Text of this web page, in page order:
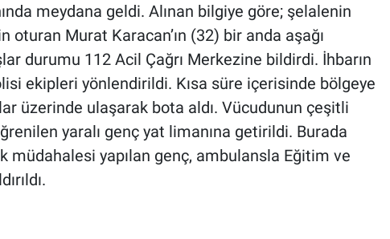
meydana geldi. Alınan bilgiye göre; şelalenin
oturan Murat Karacan’ın (32) bir anda aşağı
durumu 112 Acil Çağrı Merkezine bildirdi. İhbarın
ekipleri yönlendirildi. Kısa süre içerisinde bölgeye
üzerinde ulaşarak bota aldı. Vücudunun çeşitli
yaralı genç yat limanına getirildi. Burada
müdahalesi yapılan genç, ambulansla Eğitim ve